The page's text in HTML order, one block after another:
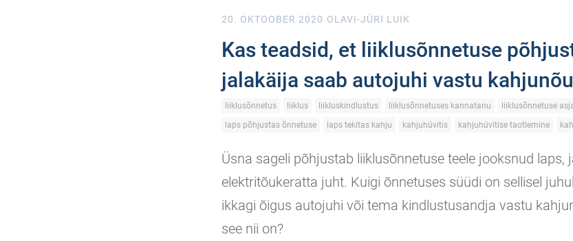
20. OKTOOBER 2020 OLAVI-JÜRI LUIK
Kas teadsid, et liiklusõnnetuse
jalakäija saab autojuhi vastu
liiklusõnnetus liiklus liikluskindlustus liiklusõnnetuses kannatanu liiklusõnnetuse
laps põhjustas õnnetuse
laps tekitas kahju kahjuhüvitis kahjuhüvitise taotlemine
Üsna sageli põhjustab liiklusõnnetuse teele jooksnud laps,
elektritõukeratta juht. Kuigi õnnetuses süüdi on sellisel
ikkagi õigus autojuhi või tema kindlustusandja vastu
see nii on?